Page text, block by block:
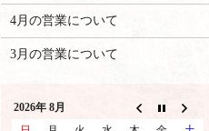
4月の営業について
3月の営業について
2026年 8月